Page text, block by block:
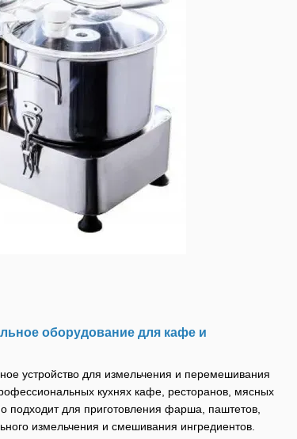
оборудование для кафе и
устройство для измельчения и перемешивания
кухнях кафе, ресторанов, мясных
подходит для приготовления фарша, паштетов,
измельчения и смешивания ингредиентов.